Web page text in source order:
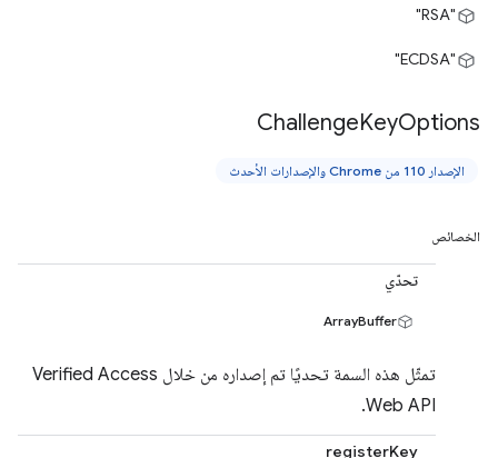
"RSA"
"ECDSA"
ChallengeKeyOptions
الإصدار 110 من Chrome والإصدارات الأحدث
الخصائص
تحدّي
ArrayBuffer
تمثّل هذه السمة تحديًا تم إصداره من خلال Verified Access
Web API.
registerKey